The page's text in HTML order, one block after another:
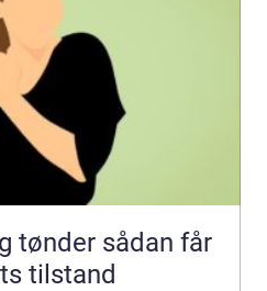
sådan får
tilstand